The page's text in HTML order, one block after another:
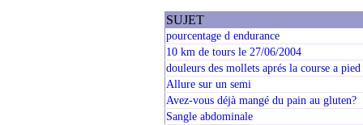
SUJET
pourcentage d endurance
10 km de tours le 27/06/2004
douleurs des mollets aprés la course a pied
Allure sur un semi
Avez-vous déjà mangé du pain au gluten?
Sangle abdominale